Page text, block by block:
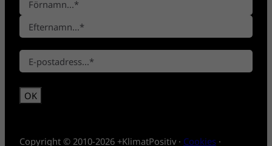
a
n
*
F
ö
r
a
m
n
t
e
m
E
-
*
Copyright © 2010-2026 +KlimatPositiv · Cookies ·